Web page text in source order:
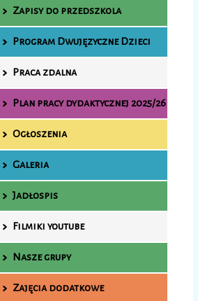
Zapisy do przedszkola
Program Dwujęzyczne Dzieci
Praca zdalna
Plan pracy dydaktycznej 2025/26
Ogłoszenia
Galeria
Jadłospis
Filmiki youtube
Nasze grupy
Zajęcia dodatkowe